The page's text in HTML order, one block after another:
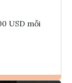
USD mỗi